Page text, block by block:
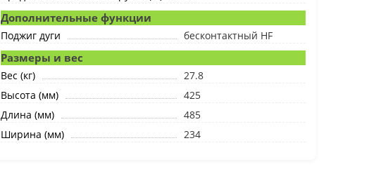
Дополнительные функции
Поджиг дуги бесконтактный HF
Размеры и вес
Вес (кг)
27.8
Высота (мм)
425
Длина (мм)
485
Ширина (мм)
234